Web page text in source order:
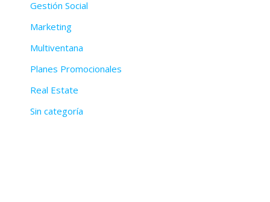
Gestión Social
Marketing
Multiventana
Planes Promocionales
Real Estate
Sin categoría